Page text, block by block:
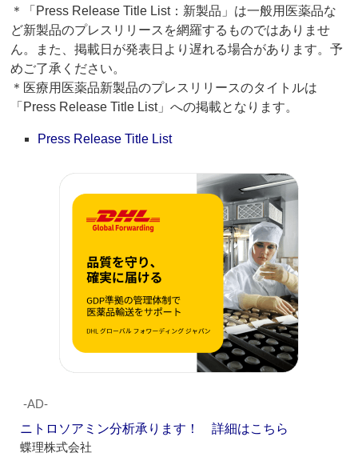
＊「Press Release Title List：新製品」は一般用医薬品な
ど新製品のプレスリリースを網羅するものではありませ
ん。また、掲載日が発表日より遅れる場合があります。予
めご了承ください。
＊医療用医薬品新製品のプレスリリースのタイトルは
「Press Release Title List」への掲載となります。
Press Release Title List
‐AD‐
ニトロソアミン分析承ります！ 詳細はこちら
蝶理株式会社